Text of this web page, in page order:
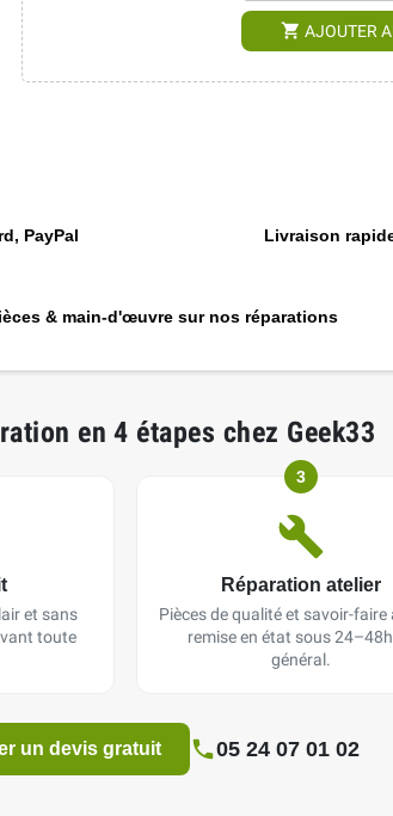
shopping_cart AJOUTER
PayPal Livraison
& main-d'œuvre sur nos réparations
en 4 étapes chez Geek33
et sans
toute
3
Réparation atelier
Pièces de qualité et savoir-faire
remise en état sous
général.
un devis gratuit 05 24 07 01 02